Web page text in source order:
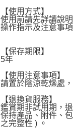
【使用方式】
使用前請先詳讀說
操作指示及注意事項
【保存期限】
5年
【使用注意事項】
請置於陰涼乾燥處
【退換貨服務】
鑑賞期非試用期，
保持產品、附件、
之完整性 ) 。